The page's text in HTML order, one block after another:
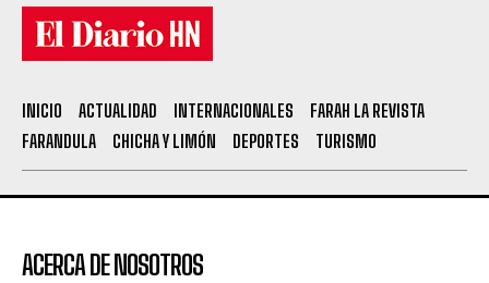
INICIO ACTUALIDAD INTERNACIONALES
FARAH LA REVISTA
FARANDULA
CHICHA Y LIMÓN DEPORTES TURISMO
ACERCA DE NOSOTROS